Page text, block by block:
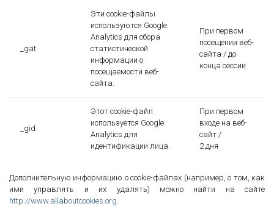
_gat
Эти cookie-файлы
используются Google
Analytics для сбора
статистической
информации о
посещаемости веб-
сайта.
При первом
посещении веб-
сайта / до
конца сессии
_gid
Этот cookie-файл
используется Google
Analytics для
идентификации лица.
При первом
входе на веб-
сайт /
2 дня
Дополнительную информацию о cookie-файлах (например, о том, как
ими управлять и их удалять) можно найти на сайте
http://www.allaboutcookies.org